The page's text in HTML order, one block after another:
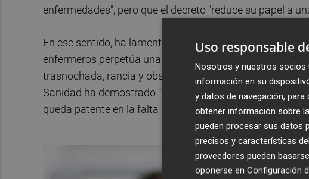
enfermedades", pero que el decreto "reduce su papel a
En ese sentido, ha lamentado que esta normativa "en
enfermeros perpetúa una visión jerárquica que favorece
trasnochada, rancia y obsoleta de la atención sólo a los
Sanidad ha demostrado "un total desconocimiento de
queda patente en la falta de creación de jefaturas
Uso responsable
Nosotros y nuestros socios
información en su
y datos de navegación,
obtener información sobre
pueden procesar sus datos
precisos y características
proveedores pueden
oponerse en Configuración